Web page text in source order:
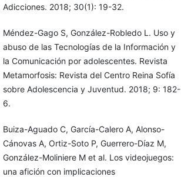
Adicciones. 2018; 30(1): 19-32.
Méndez-Gago S, González-Robledo L. Uso y
abuso de las Tecnologías de la Información y
la Comunicación por adolescentes. Revista
Metamorfosis: Revista del Centro Reina Sofía
sobre Adolescencia y Juventud. 2018; 9: 182-
6.
Buiza-Aguado C, García-Calero A, Alonso-
Cánovas A, Ortiz-Soto P, Guerrero-Díaz M,
González-Moliniere M et al. Los videojuegos:
una afición con implicaciones